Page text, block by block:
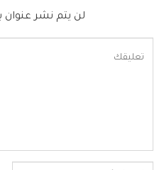
لن يتم نشر عنوان